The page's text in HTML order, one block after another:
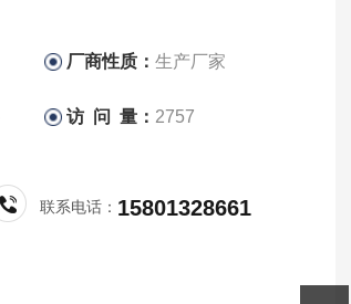
厂商性质：生产厂家
访 问 量： 2757
联系电话： 15801328661